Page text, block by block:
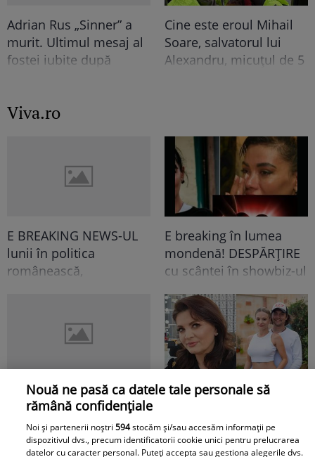
Adrian Rus „Sinner” a
murit. Ultimul mesaj al
fostei iubite după
Cine este eroul Mihail
Soare, salvatorul lui
Alexandru, micuțul de 5
Viva.ro
E BREAKING NEWS-UL
lunii în politica
românească,
domnilor! Astăzi, Sorin
Grindeanu a făcut
așteptau să-l audă. Într-
o mișcare FULGER,
liderul PSD tocmai a dat
o veste importantă
E breaking în lumea
mondenă! DESPĂRȚIRE
cu scântei în showbiz-ul
noastră vedetă a
recunoscut TOT, dar
tooot: „Mă abțin să nu-i
scriu. Am făcut
întâmplat e...
Tocmai a picat
adevărata 💣în showbiz!
Pentru PRIMA OARĂ,
Cabral rupe tăcerea
"Nici acum nu îi știu
A tăcut luni întregi, dar
acum Gina Matache a
Nouă ne pasă ca datele tale personale să
rămână confidențiale
Noi și partenerii noștri594stocăm și/sau accesăm informații pe
dispozitivul dvs., precum identificatorii cookie unici pentru prelucrarea
datelor cu caracter personal. Puteți accepta sau gestiona alegerile dvs.